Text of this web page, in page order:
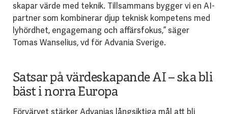
skapar värde med teknik. Tillsammans bygger vi en AI-
partner som kombinerar djup teknisk kompetens med
lyhördhet, engagemang och affärsfokus,” säger
Tomas Wanselius, vd för Advania Sverige.
Satsar på värdeskapande AI – ska bli
bäst i norra Europa
Förvärvet stärker Advanias långsiktiga mål att bli